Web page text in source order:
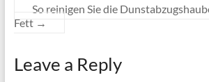
So reinigen Sie die
Fett →
Leave a Reply